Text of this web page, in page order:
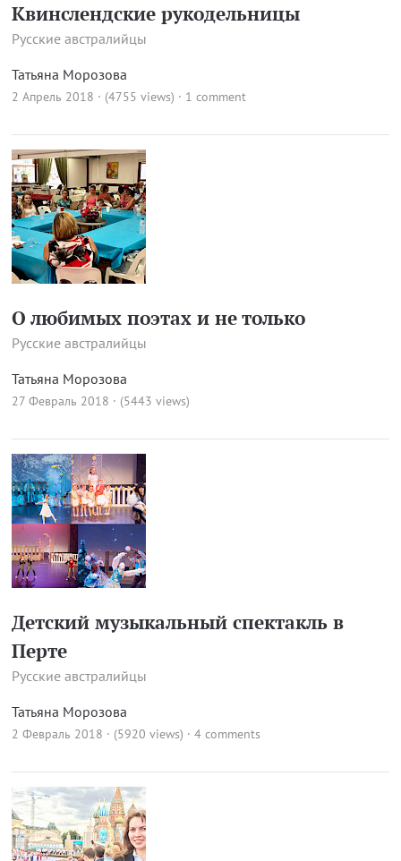
Квинслендские рукодельницы
Русские австралийцы
Татьяна Морозова
2 Апрель 2018 · (4755 views) · 1 comment
О любимых поэтах и не только
Русские австралийцы
Татьяна Морозова
27 Февраль 2018 · (5443 views)
Детский музыкальный спектакль в
Перте
Русские австралийцы
Татьяна Морозова
2 Февраль 2018 · (5920 views) · 4 comments